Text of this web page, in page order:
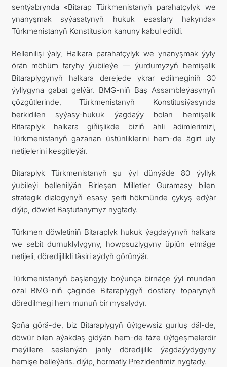
sentýabrynda «Bitarap Türkmenistanyň parahatçylyk we
ynanyşmak syýasatynyň hukuk esaslary hakynda»
Türkmenistanyň Konstitusion kanuny kabul edildi.
Bellenilişi ýaly, Halkara parahatçylyk we ynanyşmak ýyly
örän möhüm taryhy ýubileýe — ýurdumyzyň hemişelik
Bitaraplygynyň halkara derejede ykrar edilmeginiň 30
ýyllygyna gabat gelýär. BMG-niň Baş Assambleýasynyň
çözgütlerinde, Türkmenistanyň Konstitusiýasynda
berkidilen syýasy-hukuk ýagdaýy bolan hemişelik
Bitaraplyk halkara giňişlikde biziň ähli ädimlerimizi,
Türkmenistanyň gazanan üstünliklerini hem-de ägirt uly
netijelerini kesgitleýär.
Bitaraplyk Türkmenistanyň şu ýyl dünýäde 80 ýyllyk
ýubileýi bellenilýän Birleşen Milletler Guramasy bilen
strategik dialogynyň esasy şerti hökmünde çykyş edýär
diýip, döwlet Baştutanymyz nygtady.
Türkmen döwletiniň Bitaraplyk hukuk ýagdaýynyň halkara
we sebit durnuklylygyny, howpsuzlygyny üpjün etmäge
netijeli, döredijilikli täsiri aýdyň görünýär.
Türkmenistanyň başlangyjy boýunça birnäçe ýyl mundan
ozal BMG-niň çäginde Bitaraplygyň dostlary toparynyň
döredilmegi hem munuň bir mysalydyr.
Şoňa görä-de, biz Bitaraplygyň üýtgewsiz gurluş däl-de,
döwür bilen aýakdaş gidýän hem-de täze üýtgeşmelerdir
meýillere seslenýän janly döredijilik ýagdaýydygyny
hemişe belleýäris. diýip, hormatly Prezidentimiz nygtady.